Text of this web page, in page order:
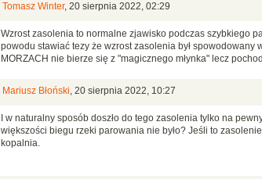
Tomasz Winter, 20 sierpnia 2022, 02:29
Wzrost zasolenia to normalne zjawisko podczas szybkiego
powodu stawiać tezy że wzrost zasolenia był
MORZACH nie bierze się z "magicznego młynka" lecz
Mariusz Błoński, 20 sierpnia 2022, 10:27
I w naturalny sposób doszło do tego zasolenia tylko na
większości biegu rzeki parowania nie było? Jeśli to
kopalnia.